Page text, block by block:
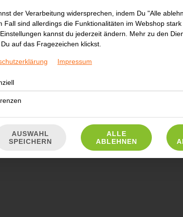
Brokkoli, Cherrytomaten und
* Die Preise können nach Auswahl des Stores
der Verarbeitung widersprechen, indem Du "Alle
Fall sind allerdings die Funktionalitäten im Webshop stark
kannst du jederzeit ändern. Mehr zu den
auf das Fragezeichen klickst.
Impressum
AUSWAHL
SPEICHERN
ALLE
ABLEHNEN